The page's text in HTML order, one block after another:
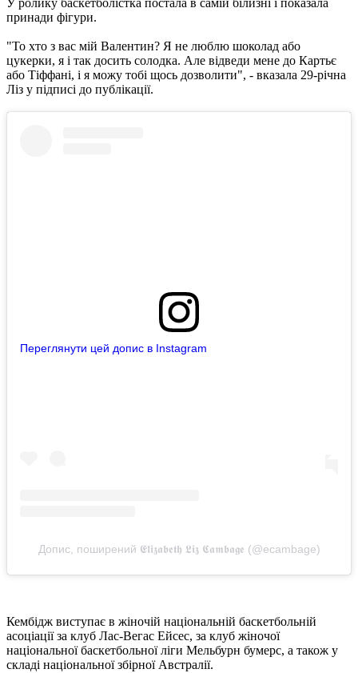
принади фігури.
"То хто з вас мій Валентин? Я не люблю шоколад або
цукерки, я і так досить солодка. Але відведи мене до Картьє
або Тіффані, і я можу тобі щось дозволити", - вказала 29-річна
Ліз у підписі до публікації.
Переглянути цей допис в Instagram
Допис, поширений 𝕰𝖑𝖎𝖟𝖆𝖇𝖊𝖙𝖍 𝕷𝖎𝖟 𝕮𝖆𝖒𝖇𝖆𝖌𝖊 (@ecambage)
Кембідж виступає в жіночій національній баскетбольній
асоціації за клуб Лас-Вегас Ейсес, за клуб жіночої
національної баскетбольної ліги Мельбурн бумерс, а також у
складі національної збірної Австралії.